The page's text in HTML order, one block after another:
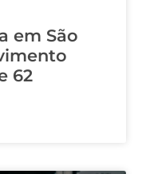
em São
62